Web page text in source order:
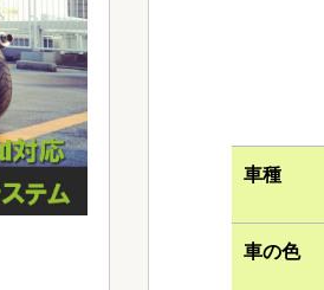
車種
車の色